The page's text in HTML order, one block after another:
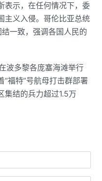
表示，在任何情况下，委
主义入侵。哥伦比亚总统
一致，强调各国人民的
波多黎各庞塞海滩举行
福特”号航母打击群部署
集结的兵力超过1.5万